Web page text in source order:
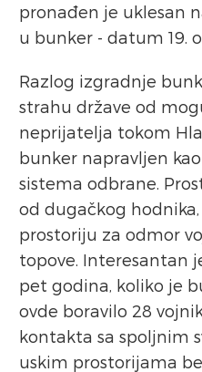
pronađen je uklesan
u bunker - datum 19.
Razlog izgradnje
strahu države od
neprijatelja tokom
bunker napravljen
sistema odbrane.
od dugačkog
prostoriju za odmor
topove. Interesantan
pet godina, koliko je
ovde boravilo 28
kontakta sa spoljnim
uskim prostorijama